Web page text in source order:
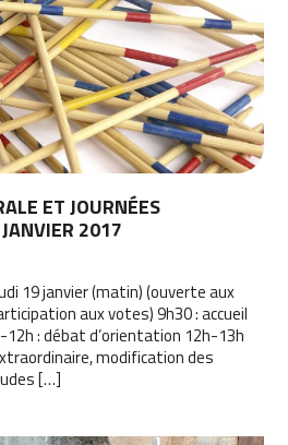
ET JOURNÉES
2017
19 janvier (matin) (ouverte aux
aux votes) 9h30 : accueil
: débat d’orientation 12h-13h
modification des
[…]